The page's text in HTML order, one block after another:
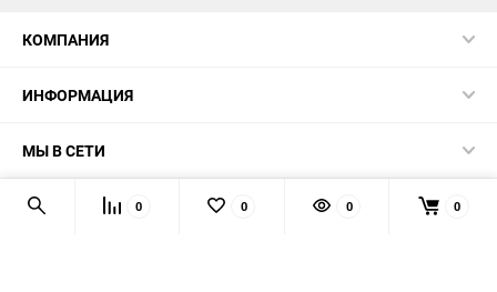
КОМПАНИЯ
ИНФОРМАЦИЯ
МЫ В СЕТИ
КОНТАКТЫ 0 0 0 0